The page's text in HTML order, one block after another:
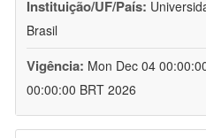
Instituição/UF/País:
Brasil
Vigência: Mon Dec 04
00:00:00 BRT 2026